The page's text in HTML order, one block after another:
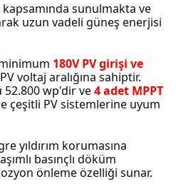
kapsamında sunulmakta ve
uzun vadeli güneş enerjisi
180V PV girişi ve
voltaj aralığına sahiptir.
wp'dir ve4 adet MPPT
çeşitli PV sistemlerine uyum
yıldırım korumasına
basınçlı döküm
önleme özelliği sunar.